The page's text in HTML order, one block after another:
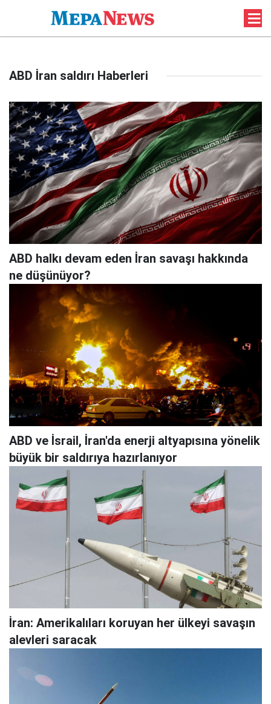
ABD İran saldırı Haberleri
ABD halkı devam eden İran savaşı hakkında
ne düşünüyor?
ABD ve İsrail, İran'da enerji altyapısına yönelik
büyük bir saldırıya hazırlanıyor
İran: Amerikalıları koruyan her ülkeyi savaşın
alevleri saracak